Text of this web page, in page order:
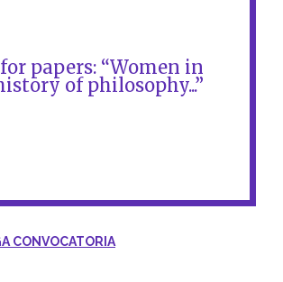
papers: “Women in
of philosophy...”
of philosophy...”
CONVOCATORIA